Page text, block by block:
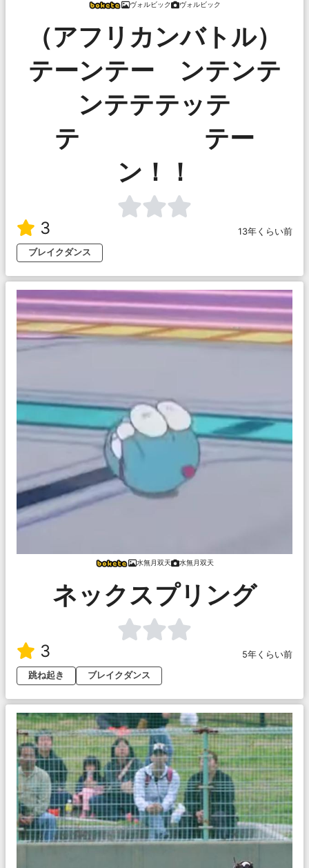
ヴォルビック ヴォルビック
（アフリカンバトル）
テーンテー ンテンテ
ンテテテッテ
テ テー
ン！！
3
13年くらい前
ブレイクダンス
水無月双天 水無月双天
ネックスプリング
3
5年くらい前
跳ね起き
ブレイクダンス